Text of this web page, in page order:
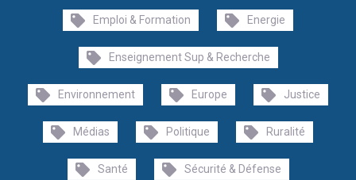
Emploi & Formation Energie
Enseignement Sup & Recherche
Environnement Europe Justice
Médias Politique Ruralité
Santé Sécurité & Défense